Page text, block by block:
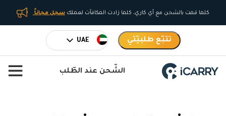
كلما قمت بالشحن مع أي كاري، كلما زادت المكافآت لعملكسجل مجاناً
الشّحن عند الطّلب
تتبّع طلبيّتي